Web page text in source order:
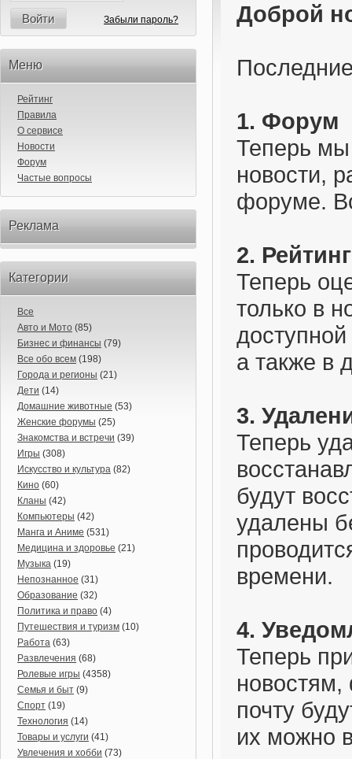
Войти Забыли пароль?
Меню
Рейтинг
Правила
О сервисе
Новости
Форум
Частые вопросы
Реклама
Категории
Все
Авто и Мото (85)
Бизнес и финансы (79)
Все обо всем (198)
Города и регионы (21)
Дети (14)
Домашние животные (53)
Женские форумы (25)
Знакомства и встречи (39)
Игры (308)
Искусство и культура (82)
Кино (60)
Кланы (42)
Компьютеры (42)
Манга и Аниме (531)
Медицина и здоровье (21)
Музыка (19)
Непознанное (31)
Образование (32)
Политика и право (4)
Путешествия и туризм (10)
Работа (63)
Развлечения (68)
Ролевые игры (4358)
Семья и быт (9)
Спорт (19)
Технология (14)
Товары и услуги (41)
Увлечения и хобби (73)
Доброй
1. Форум
Теперь
новости,
форуме.
2.
Теперь
только в
а также в
3.
Теперь
будут
удалены
времени.
4.
Теперь
почту
их можно